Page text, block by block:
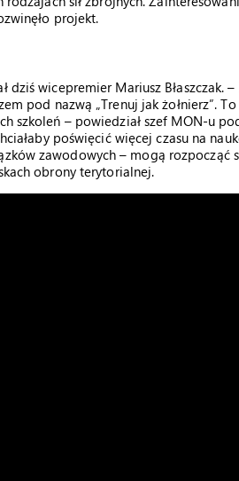
projekt.
dziś wicepremier Mariusz
pod nazwą „Trenuj jak żołnierz”.
szkoleń – powiedział szef MON-u
poświęcić więcej czasu na
zawodowych – mogą rozpocząć
obrony terytorialnej.